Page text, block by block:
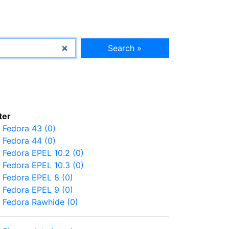
Search »
Fedora 43 (0)
Fedora 44 (0)
Fedora EPEL 10.2 (0)
Fedora EPEL 10.3 (0)
Fedora EPEL 8 (0)
Fedora EPEL 9 (0)
Fedora Rawhide (0)